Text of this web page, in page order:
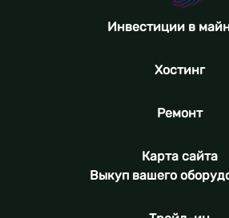
Инвестиции в
Хостинг
Ремонт
Карта сайта
Выкуп вашего